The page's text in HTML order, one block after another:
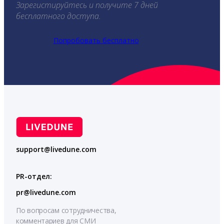
Зарегистируйтесь и получите 7 дней
бесплатного доступа.
Попробовать бесплатно
support@livedune.com
PR-отдел:
pr@livedune.com
По вопросам сотрудничества,
комментариев для СМИ